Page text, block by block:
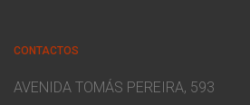
CONTACTOS
AVENIDA TOMÁS PEREIRA, 593